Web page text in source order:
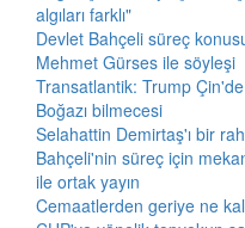
algıları farklı"
Devlet Bahçeli süreç
Mehmet Gürses ile söyleşi
Transatlantik: Trump
Boğazı bilmecesi
Selahattin Demirtaş'ı bir
Bahçeli'nin süreç için
ile ortak yayın
Cemaatlerden geriye ne